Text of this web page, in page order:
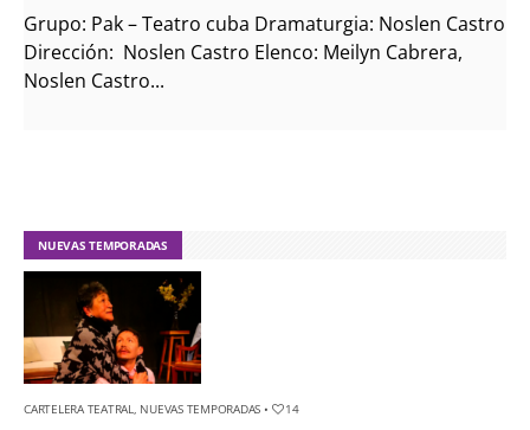
Grupo: Pak – Teatro cuba Dramaturgia: Noslen Castro
Dirección: Noslen Castro Elenco: Meilyn Cabrera,
Noslen Castro...
NUEVAS TEMPORADAS
CARTELERA TEATRAL NUEVAS TEMPORADAS • 14